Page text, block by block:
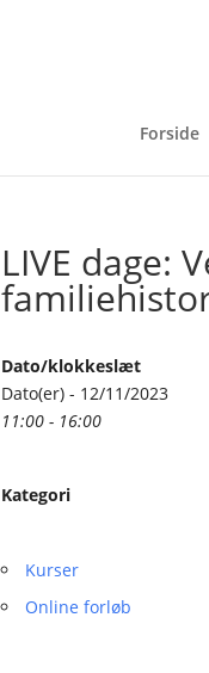
Forside
LIVE dage:
Dato/klokkeslæt
Dato(er) - 12/11/2023
11:00 - 16:00
Kategori
Kurser
Online forløb